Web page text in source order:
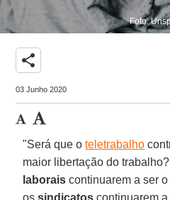
Foto:
share
03 Junho 2020
"Será que oteletrabalho
maior libertação do
laborais continuarem a ser
ossindicatos continuarem